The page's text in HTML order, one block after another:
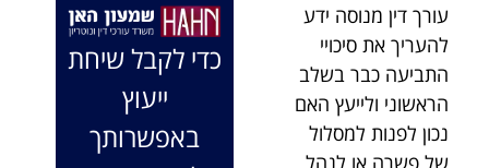
עורך דין מנוסה ידע
להעריך את סיכויי
התביעה כבר בשלב
הראשוני ולייעץ האם
נכון לפנות למסלול
של פשרה או לנהל
לי ולקח את התיק
שלי פרו בונו מכל
הלב.
כאן בשבילך.
בברכה, משרד
עו"ד שמעון האן
ונוטריון
כדי לקבל שיחת
ייעוץ
באפשרותך